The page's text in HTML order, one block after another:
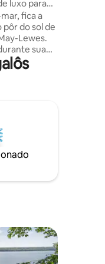
luxo para
fica a
do sol de
Lewes.
sua
a pé
de carro
ótima,
são
bangalô.